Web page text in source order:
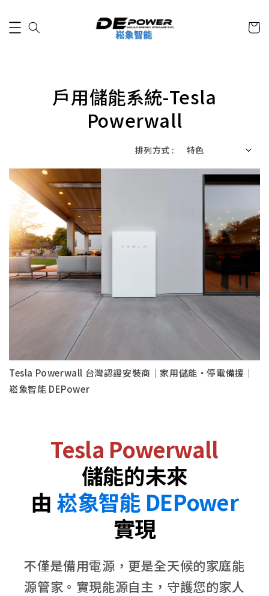
戶用儲能系統-Tesla
Powerwall
排列方式 :
Tesla Powerwall 台灣認證安裝商｜家用儲能・停電備援｜
崧象智能 DEPower
Tesla Powerwall
儲能的未來
由 崧象智能 DEPower
實現
不僅是備用電源，更是全天候的家庭能
源管家。實現能源自主，守護您的家人